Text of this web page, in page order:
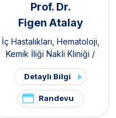
Prof. Dr.
Figen Atalay
İç Hastalıkları Hematoloji
Kemik İliği Nakli Kliniği /
Erişkin
Detaylı Bilgi
Randevu